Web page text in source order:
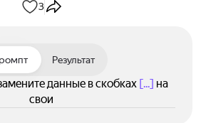
3
Результат
данные в скобках [...] на
свои